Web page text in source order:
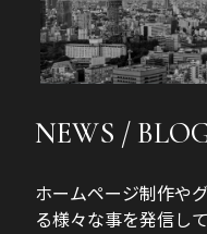
NEWS /
ホームページ制作や
る様々な事を発信して